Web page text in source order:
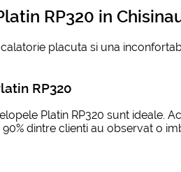
RP320 in
placuta si una
RP320
Platin RP320 sunt
dintre clienti au observat o